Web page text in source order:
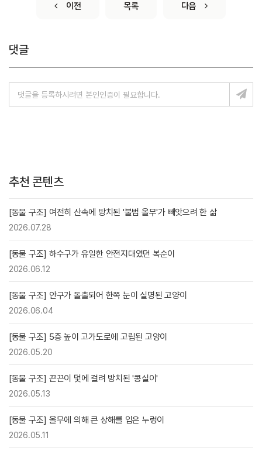
이전 목록 다음
댓글
추천 콘텐츠
[동물 구조] 여전히 산속에 방치된 '불법 올무'가 빼앗으려 한 삶
2026.07.28
[동물 구조] 하수구가 유일한 안전지대였던 복순이
2026.06.12
[동물 구조] 안구가 돌출되어 한쪽 눈이 실명된 고양이
2026.06.04
[동물 구조] 5층 높이 고가도로에 고립된 고양이
2026.05.20
[동물 구조] 끈끈이 덫에 걸려 방치된 '콩실이'
2026.05.13
[동물 구조] 올무에 의해 큰 상해를 입은 누렁이
2026.05.11